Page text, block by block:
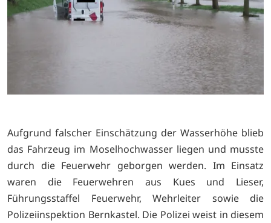
Aufgrund falscher Einschätzung der Wasserhöhe blieb
das Fahrzeug im Moselhochwasser liegen und musste
durch die Feuerwehr geborgen werden. Im Einsatz
waren die Feuerwehren aus Kues und Lieser,
Führungsstaffel Feuerwehr, Wehrleiter sowie die
Polizeiinspektion Bernkastel. Die Polizei weist in diesem